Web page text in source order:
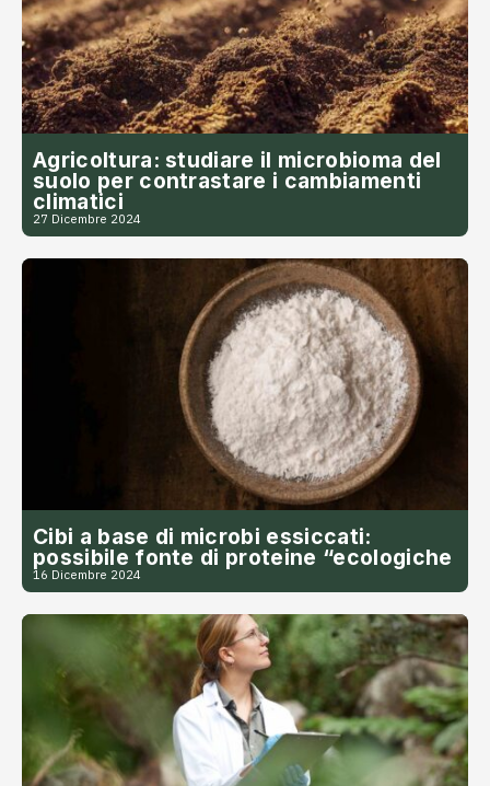
Agricoltura: studiare il microbioma del
suolo per contrastare i cambiamenti
climatici
27 Dicembre 2024
Cibi a base di microbi essiccati:
possibile fonte di proteine “ecologiche
16 Dicembre 2024